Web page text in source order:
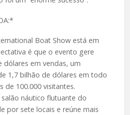
Boat Show está em
é que o evento gere
dólares em vendas, um
1,7 bilhão de dólares em todo
de 100.000 visitantes.
náutico flutuante do
por sete locais e reúne mais